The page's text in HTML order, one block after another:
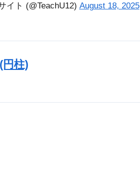
ト (@TeachU12) August 18, 2025
柱)